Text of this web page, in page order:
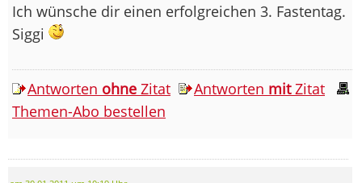
Ich wünsche dir einen erfolgreichen 3. Fastentag.
Siggi
Antworten ohne Zitat Antworten mitZitat
Themen-Abo bestellen